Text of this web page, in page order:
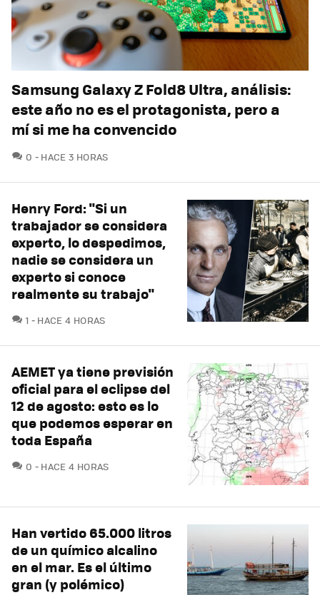
Samsung Galaxy Z Fold8 Ultra, análisis:
este año no es el protagonista, pero a
mí si me ha convencido
0 COMENTARIOS
HACE 3 HORAS
Henry Ford: "Si un
trabajador se considera
experto, lo despedimos,
nadie se considera un
experto si conoce
realmente su trabajo"
1 COMENTARIOS
HACE 4 HORAS
AEMET ya tiene previsión
oficial para el eclipse del
12 de agosto: esto es lo
que podemos esperar en
toda España
0 COMENTARIOS
HACE 4 HORAS
Han vertido 65.000 litros
de un químico alcalino
en el mar. Es el último
gran (y polémico)